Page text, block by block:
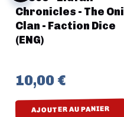
Chronicles - The Oni
Clan - Faction Dice
(ENG)
10,00 €
AJOUTER AU PANIER